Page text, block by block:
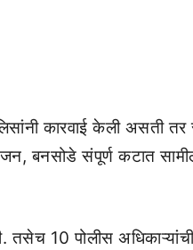
कारवाई केली असती
बनसोडे संपूर्ण कटात
तसेच 10 पोलीस